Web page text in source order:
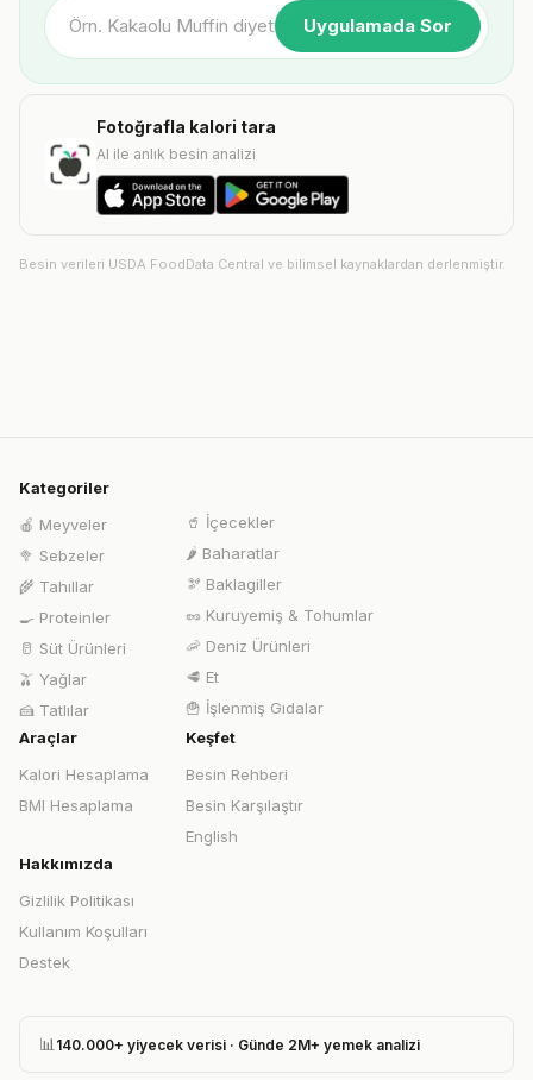
Uygulamada Sor
Fotoğrafla kalori tara
AI ile anlık besin analizi
Besin verileri USDA FoodData Central ve bilimsel kaynaklardan derlenmiştir.
Kategoriler
🍎 Meyveler
🥦 Sebzeler
🌾 Tahıllar
🍳 Proteinler
🥛 Süt Ürünleri
🫒 Yağlar
🍰 Tatlılar
🥤 İçecekler
🌶️ Baharatlar
🫘 Baklagiller
🥜 Kuruyemiş & Tohumlar
🦐 Deniz Ürünleri
🥩 Et
🍟 İşlenmiş Gıdalar
Araçlar
Kalori Hesaplama
BMI Hesaplama
Keşfet
Besin Rehberi
Besin Karşılaştır
English
Hakkımızda
Gizlilik Politikası
Kullanım Koşulları
Destek
📊 140.000+ yiyecek verisi · Günde 2M+ yemek analizi